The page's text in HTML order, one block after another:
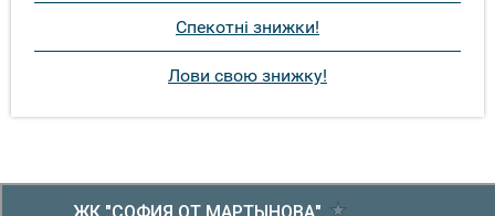
Спекотні знижки!
Лови свою знижку!